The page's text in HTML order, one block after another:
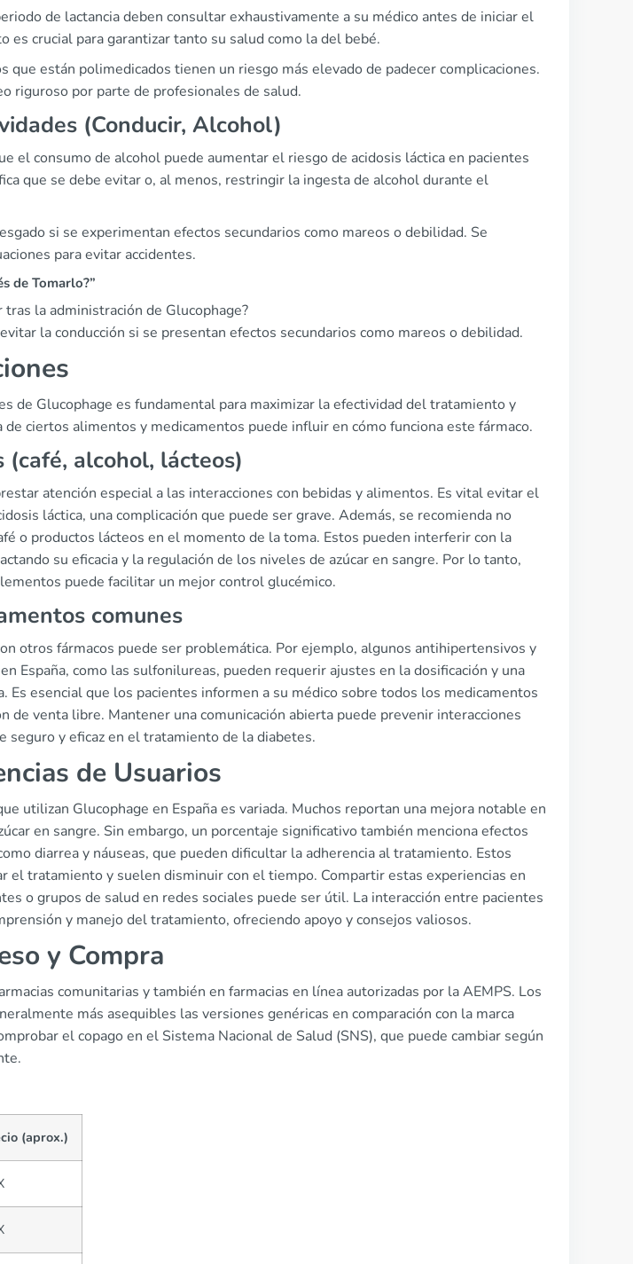
de lactancia deben consultar exhaustivamente a su médico antes de iniciar el
es crucial para garantizar tanto su salud como la del bebé.
que están polimedicados tienen un riesgo más elevado de padecer complicaciones.
riguroso por parte de profesionales de salud.
(Conducir, Alcohol)
el consumo de alcohol puede aumentar el riesgo de acidosis láctica en pacientes
que se debe evitar o, al menos, restringir la ingesta de alcohol durante el
si se experimentan efectos secundarios como mareos o debilidad. Se
para evitar accidentes.
de Tomarlo?”
tras la administración de Glucophage?
la conducción si se presentan efectos secundarios como mareos o debilidad.
de Glucophage es fundamental para maximizar la efectividad del tratamiento y
ciertos alimentos y medicamentos puede influir en cómo funciona este fármaco.
alcohol, lácteos)
atención especial a las interacciones con bebidas y alimentos. Es vital evitar el
láctica, una complicación que puede ser grave. Además, se recomienda no
o productos lácteos en el momento de la toma. Estos pueden interferir con la
su eficacia y la regulación de los niveles de azúcar en sangre. Por lo tanto,
puede facilitar un mejor control glucémico.
comunes
otros fármacos puede ser problemática. Por ejemplo, algunos antihipertensivos y
España, como las sulfonilureas, pueden requerir ajustes en la dosificación y una
Es esencial que los pacientes informen a su médico sobre todos los medicamentos
de venta libre. Mantener una comunicación abierta puede prevenir interacciones
seguro y eficaz en el tratamiento de la diabetes.
de Usuarios
utilizan Glucophage en España es variada. Muchos reportan una mejora notable en
en sangre. Sin embargo, un porcentaje significativo también menciona efectos
diarrea y náuseas, que pueden dificultar la adherencia al tratamiento. Estos
el tratamiento y suelen disminuir con el tiempo. Compartir estas experiencias en
o grupos de salud en redes sociales puede ser útil. La interacción entre pacientes
y manejo del tratamiento, ofreciendo apoyo y consejos valiosos.
y Compra
comunitarias y también en farmacias en línea autorizadas por la AEMPS. Los
más asequibles las versiones genéricas en comparación con la marca
el copago en el Sistema Nacional de Salud (SNS), que puede cambiar según
(aprox.)